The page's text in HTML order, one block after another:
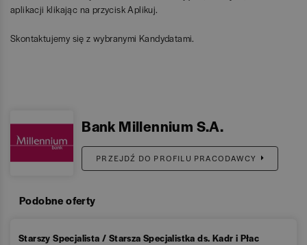
aplikacji klikając na przycisk Aplikuj.
Skontaktujemy się z wybranymi Kandydatami.
Bank Millennium S.A.
PRZEJDŹ DO PROFILU PRACODAWCY
Podobne oferty
Starszy Specjalista / Starsza Specjalistka ds. Kadr i Płac